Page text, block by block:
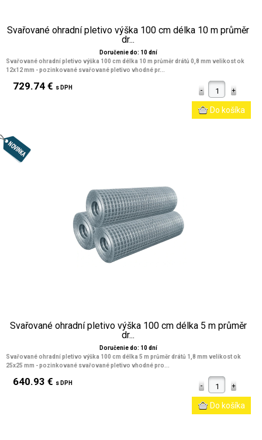
Svařované ohradní pletivo výška 100 cm délka 10 m průměr
dr...
Doručenie do: 10 dní
Svařované ohradní pletivo výška 100 cm délka 10 m průměr drátů 0,8 mm velikost ok
12x12 mm - pozinkované svařované pletivo vhodné pr...
729.74 € s DPH
Svařované ohradní pletivo výška 100 cm délka 5 m průměr
dr...
Doručenie do: 10 dní
Svařované ohradní pletivo výška 100 cm délka 5 m průměr drátů 1,8 mm velikost ok
25x25 mm - pozinkované svařované pletivo vhodné pro...
640.93 € s DPH